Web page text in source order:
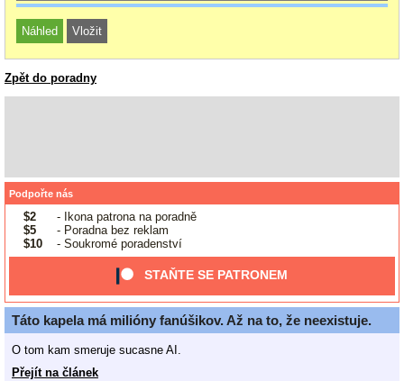
Zpět do poradny
Podpořte nás
$2
- Ikona patrona na poradně
$5
- Poradna bez reklam
$10
- Soukromé poradenství
STAŇTE SE PATRONEM
Táto kapela má milióny fanúšikov. Až na to, že neexistuje.
O tom kam smeruje sucasne AI.
Přejít na článek